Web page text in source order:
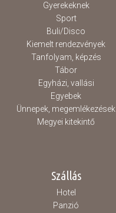
Gyerekeknek
Sport
Buli/Disco
Kiemelt rendezvények
Tanfolyam, képzés
Tábor
Egyházi, vallási
Egyebek
Ünnepek, megemlékezések
Megyei kitekintő
Szállás
Hotel
Panzió